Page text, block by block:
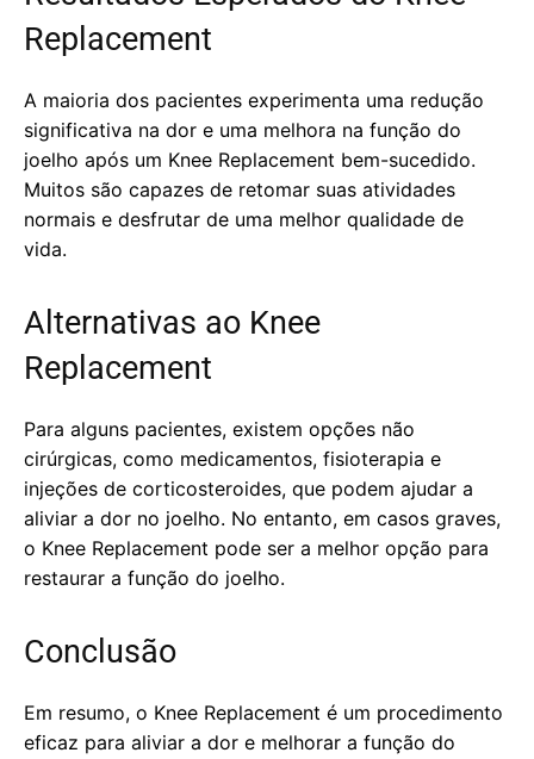
Replacement
A maioria dos pacientes experimenta uma redução
significativa na dor e uma melhora na função do
joelho após um Knee Replacement bem-sucedido.
Muitos são capazes de retomar suas atividades
normais e desfrutar de uma melhor qualidade de
vida.
Alternativas ao Knee
Replacement
Para alguns pacientes, existem opções não
cirúrgicas, como medicamentos, fisioterapia e
injeções de corticosteroides, que podem ajudar a
aliviar a dor no joelho. No entanto, em casos graves,
o Knee Replacement pode ser a melhor opção para
restaurar a função do joelho.
Conclusão
Em resumo, o Knee Replacement é um procedimento
eficaz para aliviar a dor e melhorar a função do